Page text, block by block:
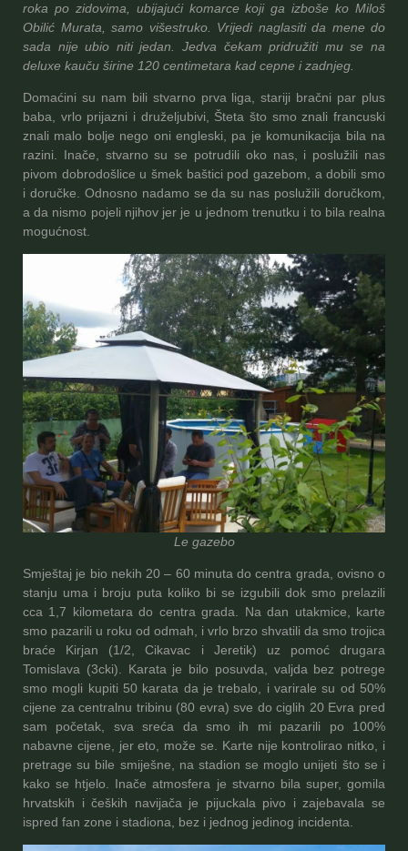
roka po zidovima, ubijajući komarce koji ga izboše ko Miloš
Obilić Murata, samo višestruko. Vrijedi naglasiti da mene do
sada nije ubio niti jedan. Jedva čekam pridružiti mu se na
deluxe kauču širine 120 centimetara kad cepne i zadnjeg.
Domaćini su nam bili stvarno prva liga, stariji bračni par plus
baba, vrlo prijazni i druželjubivi, Šteta što smo znali francuski
znali malo bolje nego oni engleski, pa je komunikacija bila na
razini. Inače, stvarno su se potrudili oko nas, i poslužili nas
pivom dobrodošlice u šmek baštici pod gazebom, a dobili smo
i doručke. Odnosno nadamo se da su nas poslužili doručkom,
a da nismo pojeli njihov jer je u jednom trenutku i to bila realna
mogućnost.
Le gazebo
Smještaj je bio nekih 20 – 60 minuta do centra grada, ovisno o
stanju uma i broju puta koliko bi se izgubili dok smo prelazili
cca 1,7 kilometara do centra grada. Na dan utakmice, karte
smo pazarili u roku od odmah, i vrlo brzo shvatili da smo trojica
braće Kirjan (1/2, Cikavac i Jeretik) uz pomoć drugara
Tomislava (3cki). Karata je bilo posuvda, valjda bez potrege
smo mogli kupiti 50 karata da je trebalo, i varirale su od 50%
cijene za centralnu tribinu (80 evra) sve do ciglih 20 Evra pred
sam početak, sva sreća da smo ih mi pazarili po 100%
nabavne cijene, jer eto, može se. Karte nije kontrolirao nitko, i
pretrage su bile smiješne, na stadion se moglo unijeti što se i
kako se htjelo. Inače atmosfera je stvarno bila super, gomila
hrvatskih i čeških navijača je pijuckala pivo i zajebavala se
ispred fan zone i stadiona, bez i jednog jedinog incidenta.